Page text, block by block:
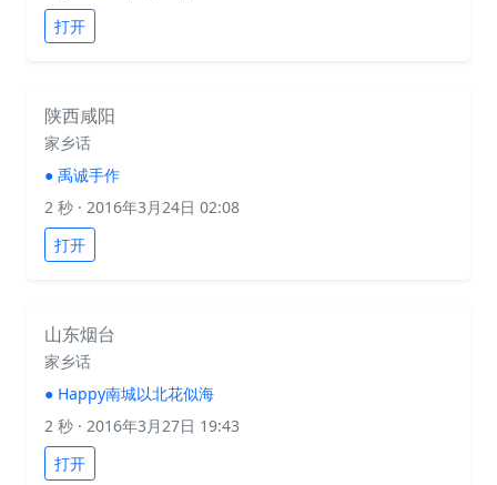
打开
陕西咸阳
家乡话
● 禹诚手作
2 秒 · 2016年3月24日 02:08
打开
山东烟台
家乡话
● Happy南城以北花似海
2 秒 · 2016年3月27日 19:43
打开